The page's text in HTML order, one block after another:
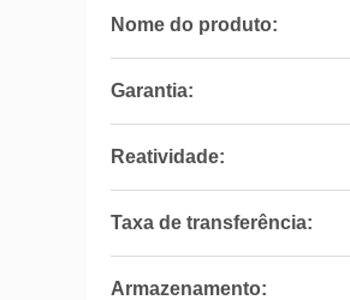
Nome do produto:
Garantia:
Reatividade:
Taxa de transferência:
Armazenamento: